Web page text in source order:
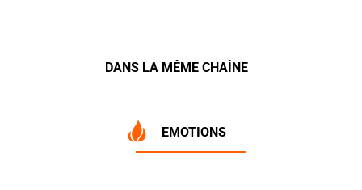
DANS LA MÊME CHAÎNE
EMOTIONS